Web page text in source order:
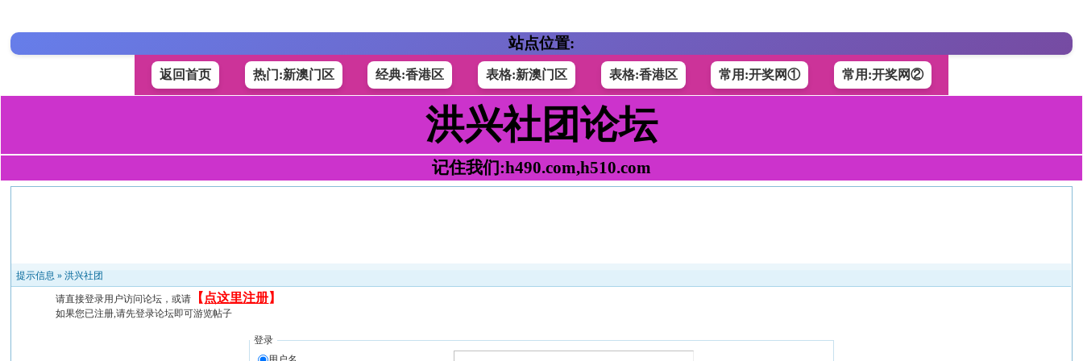
站点位置:
返回首页 热门:新澳门区 经典:香港区 表格:新澳门区 表格:香港区 常用:开奖网① 常用:开奖网②
洪兴社团论坛
记住我们:h490.com,h510.com
提示信息 »洪兴社团
请直接登录用户访问论坛，或请 【 点这里注册】
如果您已注册,请先登录论坛即可游览帖子
登录